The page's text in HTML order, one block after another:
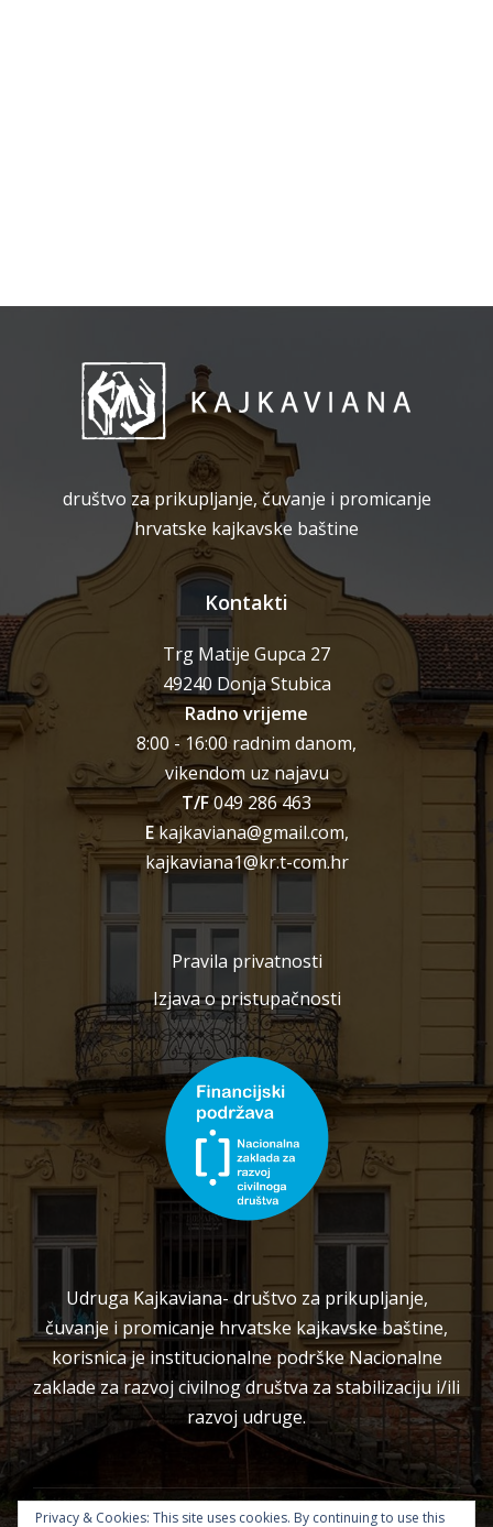
društvo za prikupljanje, čuvanje i promicanje
hrvatske kajkavske baštine
Kontakti
Trg Matije Gupca 27
49240 Donja Stubica
Radno vrijeme
8:00 - 16:00 radnim danom,
vikendom uz najavu
T/F049 286 463
Ekajkaviana@gmail.com,
kajkaviana1@kr.t-com.hr
Pravila privatnosti
Izjava o pristupačnosti
Udruga Kajkaviana- društvo za prikupljanje,
čuvanje i promicanje hrvatske kajkavske baštine,
korisnica je institucionalne podrške Nacionalne
zaklade za razvoj civilnog društva za stabilizaciju i/ili
razvoj udruge.
Privacy & Cookies: This site uses cookies. By continuing to use this